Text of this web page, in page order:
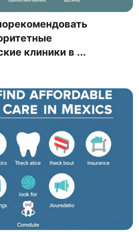
клиники в ...